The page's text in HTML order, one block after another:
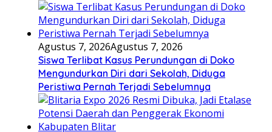
Agustus 7, 2026Agustus 7, 2026
Siswa Terlibat Kasus Perundungan di Doko
Mengundurkan Diri dari Sekolah, Diduga
Peristiwa Pernah Terjadi Sebelumnya